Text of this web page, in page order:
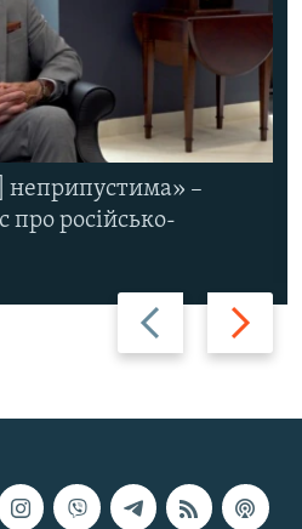
Назад Вперед
неприпустима» –
про російсько-